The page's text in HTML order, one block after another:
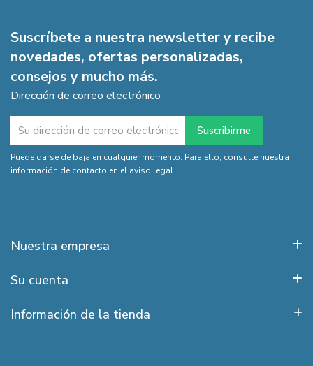
Suscríbete a nuestra newsletter y recibe
novedades, ofertas personalizadas,
consejos y mucho más.
Dirección de correo electrónico
Puede darse de baja en cualquier momento. Para ello, consulte nuestra
información de contacto en el aviso legal.
Nuestra empresa
Su cuenta
Información de la tienda